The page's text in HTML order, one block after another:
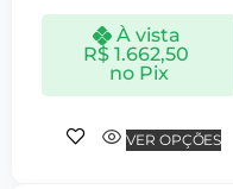
À vista
R$ 1.662,50
no Pix
VER OPÇÕES